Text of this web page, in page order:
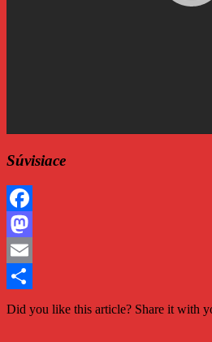
Súvisiace
Facebook
Mastodon
Email
Share
Did you like this article? Share it with